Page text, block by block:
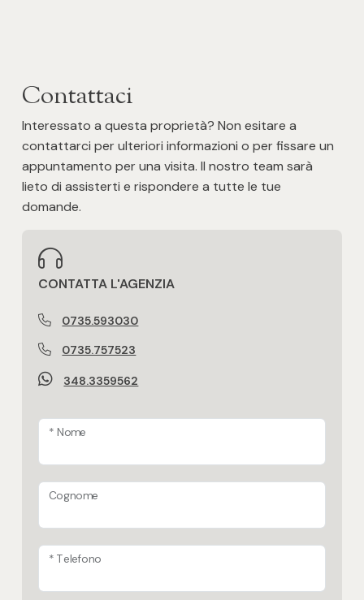
Contattaci
Interessato a questa proprietà? Non esitare a
contattarci per ulteriori informazioni o per fissare un
appuntamento per una visita. Il nostro team sarà
lieto di assisterti e rispondere a tutte le tue
domande.
CONTATTA L'AGENZIA
0735.593030
0735.757523
348.3359562
* Nome
Cognome
* Telefono
Nuova costruzione
Lusso